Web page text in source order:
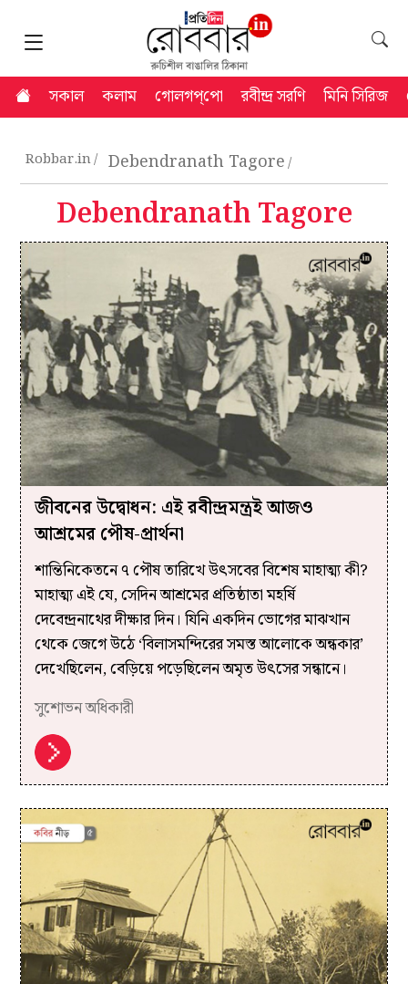
সকাল কলাম গোলগপ্‌পো রবীন্দ্র সরণি মিনি সিরিজ
Robbar.in Debendranath Tagore
Debendranath Tagore
জীবনের উদ্বোধন: এই রবীন্দ্রমন্ত্রই আজও
আশ্রমের পৌষ-প্রার্থনা
শান্তিনিকেতনে ৭ পৌষ তারিখে উৎসবের বিশেষ মাহাত্ম্য কী?
মাহাত্ম্য এই যে, সেদিন আশ্রমের প্রতিষ্ঠাতা মহর্ষি
দেবেন্দ্রনাথের দীক্ষার দিন। যিনি একদিন ভোগের মাঝখান
থেকে জেগে উঠে ‘বিলাসমন্দিরের সমস্ত আলোকে অন্ধকার’
দেখেছিলেন, বেড়িয়ে পড়েছিলেন অমৃত উৎসের সন্ধানে।
সুশোভন অধিকারী